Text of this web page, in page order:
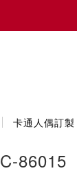
卡通人偶訂製
86015